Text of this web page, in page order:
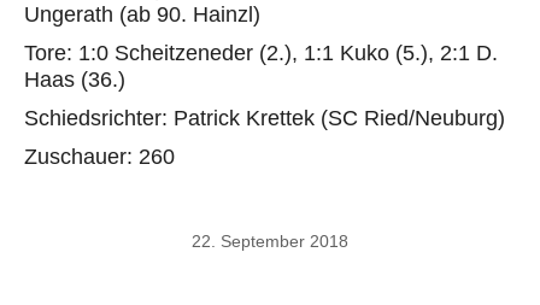
Ungerath (ab 90. Hainzl)
Tore: 1:0 Scheitzeneder (2.), 1:1 Kuko (5.), 2:1 D.
Haas (36.)
Schiedsrichter: Patrick Krettek (SC Ried/Neuburg)
Zuschauer: 260
22. September 2018